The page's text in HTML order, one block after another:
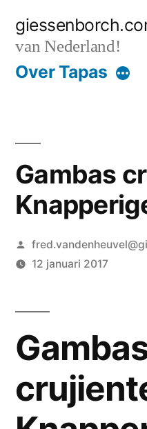
naarvan Nederland!
Over Tapas
Gambas
Geplaatst
door
12 januari 2017